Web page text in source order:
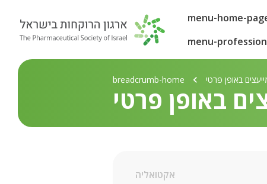
menu-home-
menu-
breadcrumb-home באופן פרטי
באופן פרטי
אקטואליה